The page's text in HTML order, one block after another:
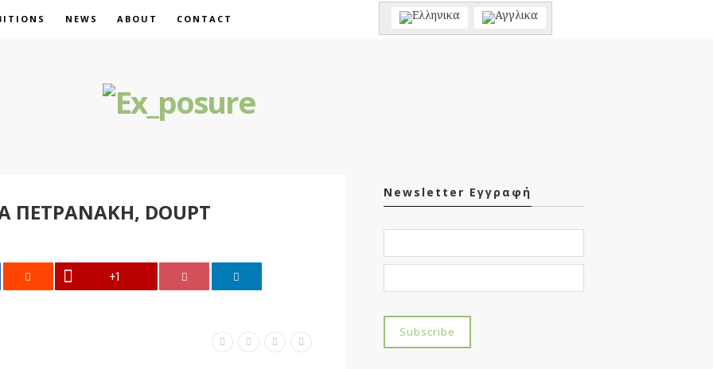
NEWS ABOUT CONTACT
ΠΕΤΡΑΝΑΚΗ, DOUPT
+1
Newsletter Εγγραφή